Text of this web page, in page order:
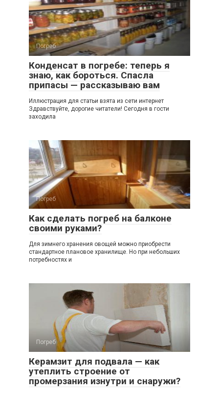
Погреб
Конденсат в погребе: теперь я
знаю, как бороться. Спасла
припасы — рассказываю вам
Иллюстрация для статьи взята из сети интернет
Здравствуйте, дорогие читатели! Сегодня в гости
заходила
Погреб
Как сделать погреб на балконе
своими руками?
Для зимнего хранения овощей можно приобрести
стандартное плановое хранилище. Но при небольших
потребностях и
Погреб
Керамзит для подвала — как
утеплить строение от
промерзания изнутри и снаружи?